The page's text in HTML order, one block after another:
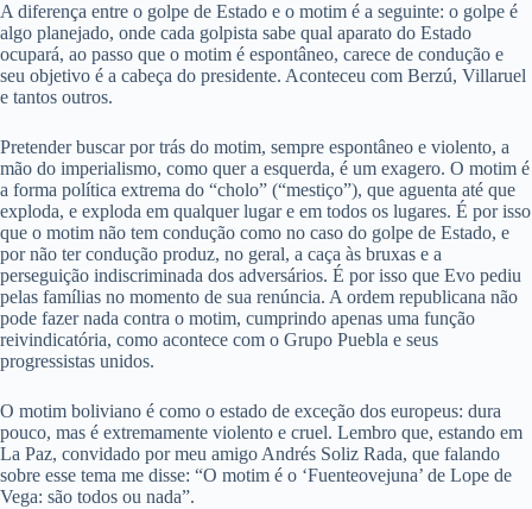
A diferença entre o golpe de Estado e o motim é a seguinte: o golpe é
algo planejado, onde cada golpista sabe qual aparato do Estado
ocupará, ao passo que o motim é espontâneo, carece de condução e
seu objetivo é a cabeça do presidente. Aconteceu com Berzú, Villaruel
e tantos outros.
Pretender buscar por trás do motim, sempre espontâneo e violento, a
mão do imperialismo, como quer a esquerda, é um exagero. O motim é
a forma política extrema do “cholo” (“mestiço”), que aguenta até que
exploda, e exploda em qualquer lugar e em todos os lugares. É por isso
que o motim não tem condução como no caso do golpe de Estado, e
por não ter condução produz, no geral, a caça às bruxas e a
perseguição indiscriminada dos adversários. É por isso que Evo pediu
pelas famílias no momento de sua renúncia. A ordem republicana não
pode fazer nada contra o motim, cumprindo apenas uma função
reivindicatória, como acontece com o Grupo Puebla e seus
progressistas unidos.
O motim boliviano é como o estado de exceção dos europeus: dura
pouco, mas é extremamente violento e cruel. Lembro que, estando em
La Paz, convidado por meu amigo Andrés Soliz Rada, que falando
sobre esse tema me disse: “O motim é o ‘Fuenteovejuna’ de Lope de
Vega: são todos ou nada”.